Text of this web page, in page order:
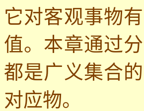
它对客观事物
值。本章通过
都是广义集合
对应物。